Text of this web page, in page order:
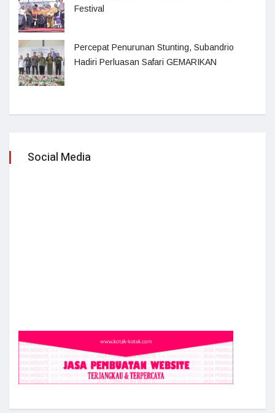
Festival
Percepat Penurunan Stunting, Subandrio
Hadiri Perluasan Safari GEMARIKAN
Social Media